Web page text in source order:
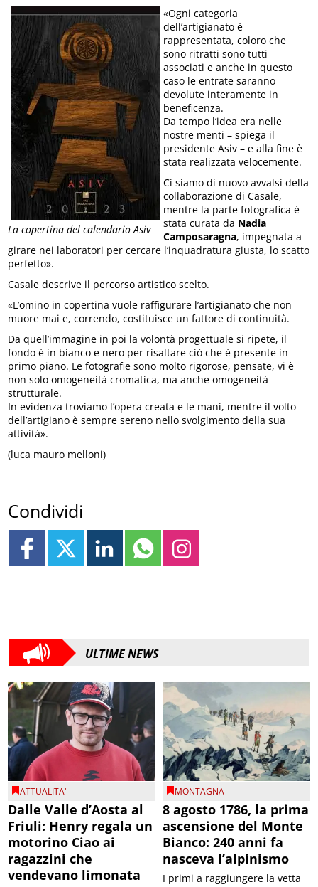
La copertina del calendario Asiv
«Ogni categoria
dell’artigianato è
rappresentata, coloro che
sono ritratti sono tutti
associati e anche in questo
caso le entrate saranno
devolute interamente in
beneficenza.
Da tempo l’idea era nelle
nostre menti – spiega il
presidente Asiv – e alla fine è
stata realizzata velocemente.
Ci siamo di nuovo avvalsi della
collaborazione di Casale,
mentre la parte fotografica è
stata curata da Nadia
Camposaragna, impegnata a
girare nei laboratori per cercare l’inquadratura giusta, lo scatto
perfetto».
Casale descrive il percorso artistico scelto.
«L’omino in copertina vuole raffigurare l’artigianato che non
muore mai e, correndo, costituisce un fattore di continuità.
Da quell’immagine in poi la volontà progettuale si ripete, il
fondo è in bianco e nero per risaltare ciò che è presente in
primo piano. Le fotografie sono molto rigorose, pensate, vi è
non solo omogeneità cromatica, ma anche omogeneità
strutturale.
In evidenza troviamo l’opera creata e le mani, mentre il volto
dell’artigiano è sempre sereno nello svolgimento della sua
attività».
(luca mauro melloni)
Condividi
ULTIME NEWS
ATTUALITA'
Dalle Valle d’Aosta al
Friuli: Henry regala un
motorino Ciao ai
ragazzini che
vendevano limonata
MONTAGNA
8 agosto 1786, la prima
ascensione del Monte
Bianco: 240 anni fa
nasceva l’alpinismo
I primi a raggiungere la vetta